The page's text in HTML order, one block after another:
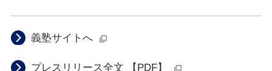
義塾サイトへ
プレスリリース全文 【PDF】